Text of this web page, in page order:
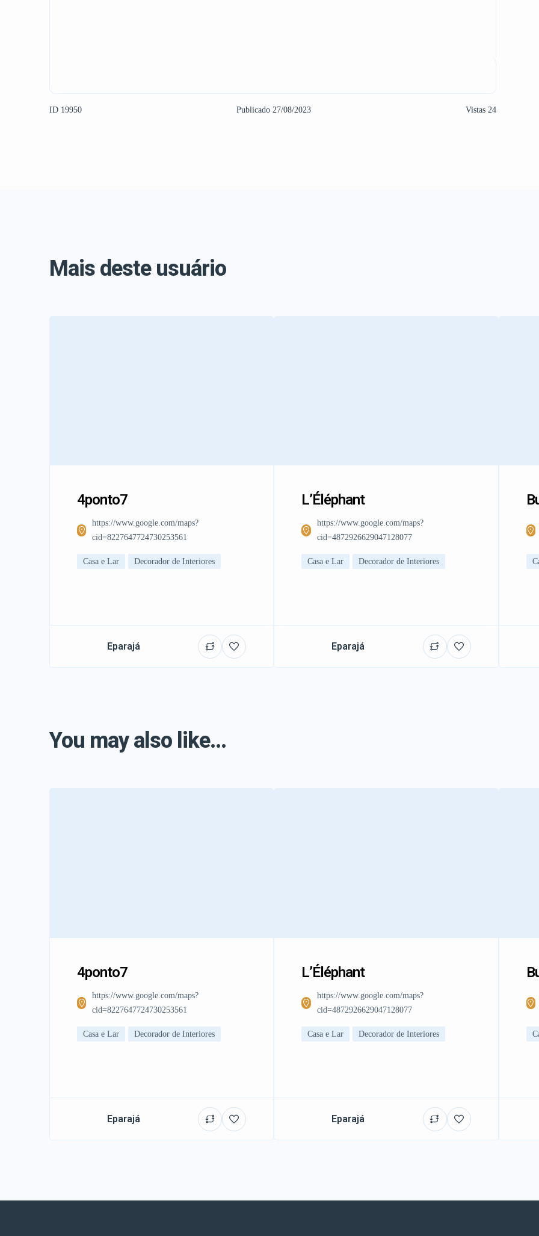
ID 19950 Publicado 27/08/2023 Vistas 24
Mais deste usuário
4ponto7
https://www.google.com/maps?
cid=8227647724730253561
Casa e Lar Decorador de Interiores
Eparajá
L’Éléphant
https://www.google.com/maps?
cid=4872926629047128077
Casa e Lar Decorador de Interiores
Eparajá
You may also like...
4ponto7
https://www.google.com/maps?
cid=8227647724730253561
Casa e Lar Decorador de Interiores
Eparajá
L’Éléphant
https://www.google.com/maps?
cid=4872926629047128077
Casa e Lar Decorador de Interiores
Eparajá